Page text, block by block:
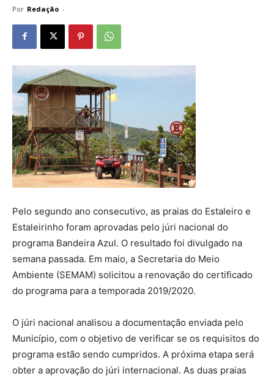
Por Redação -
Pelo segundo ano consecutivo, as praias do Estaleiro e
Estaleirinho foram aprovadas pelo júri nacional do
programa Bandeira Azul. O resultado foi divulgado na
semana passada. Em maio, a Secretaria do Meio
Ambiente (SEMAM) solicitou a renovação do certificado
do programa para a temporada 2019/2020.
O júri nacional analisou a documentação enviada pelo
Município, com o objetivo de verificar se os requisitos do
programa estão sendo cumpridos. A próxima etapa será
obter a aprovação do júri internacional. As duas praias